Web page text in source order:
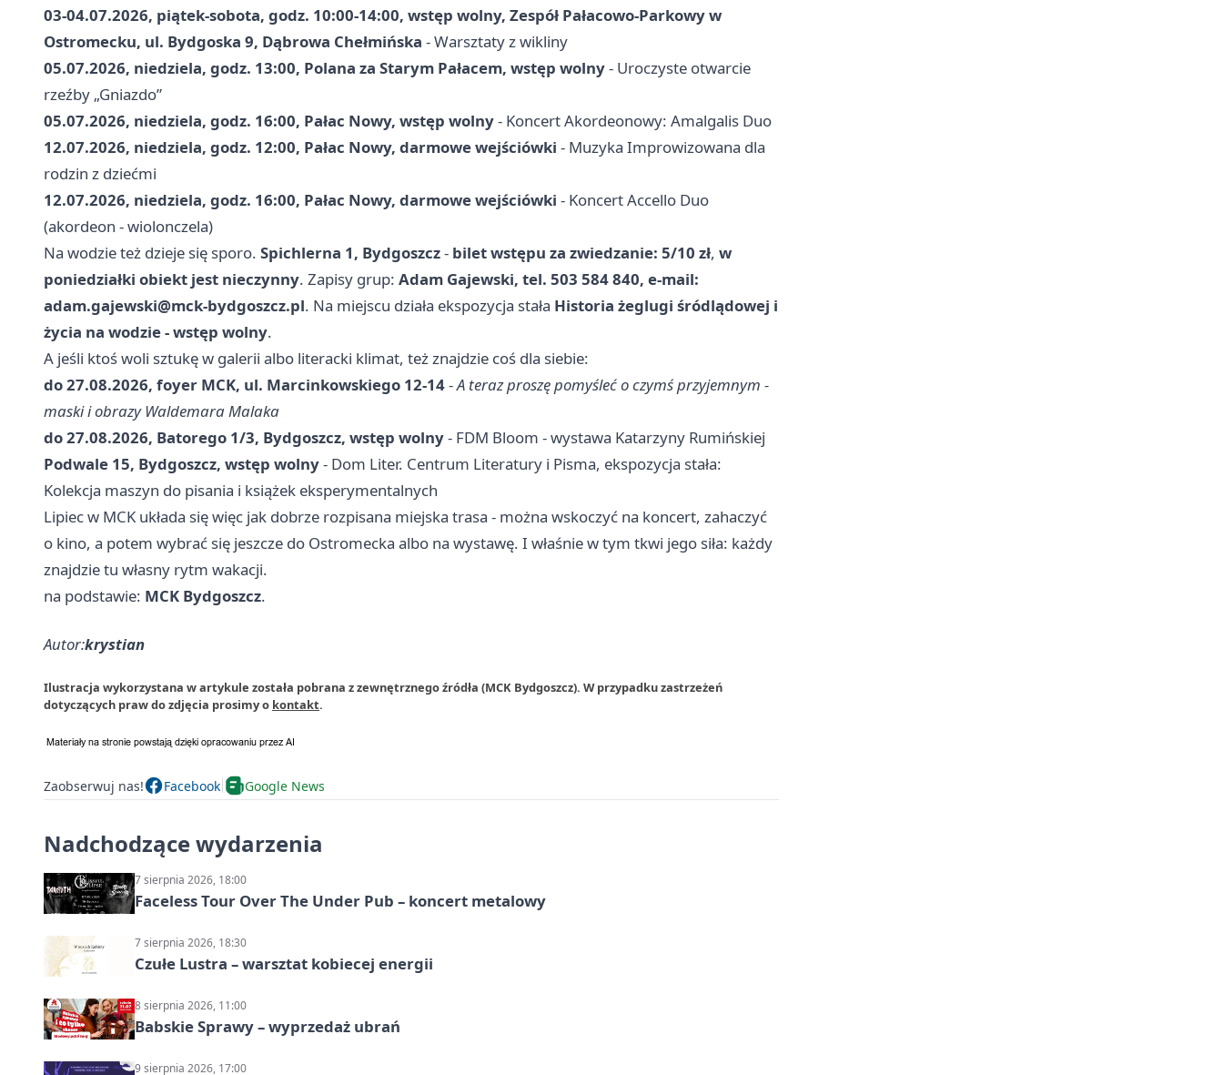
03-04.07.2026, piątek-sobota, godz. 10:00-14:00, wstęp wolny, Zespół Pałacowo-Parkowy w
Ostromecku, ul. Bydgoska 9, Dąbrowa Chełmińska - Warsztaty z wikliny
05.07.2026, niedziela, godz. 13:00, Polana za Starym Pałacem, wstęp wolny- Uroczyste otwarcie
rzeźby „Gniazdo”
05.07.2026, niedziela, godz. 16:00, Pałac Nowy, wstęp wolny- Koncert Akordeonowy: Amalgalis Duo
12.07.2026, niedziela, godz. 12:00, Pałac Nowy, darmowe wejściówki - Muzyka Improwizowana dla
rodzin z dziećmi
12.07.2026, niedziela, godz. 16:00, Pałac Nowy, darmowe wejściówki - Koncert Accello Duo
(akordeon - wiolonczela)
Na wodzie też dzieje się sporo. Spichlerna 1, Bydgoszcz- bilet wstępu za zwiedzanie: 5/10 zł, w
poniedziałki obiekt jest nieczynny. Zapisy grup: Adam Gajewski, tel. 503 584 840, e-mail:
adam.gajewski@mck-bydgoszcz.pl. Na miejscu działa ekspozycja stała Historia żeglugi śródlądowej i
życia na wodzie - wstęp wolny.
A jeśli ktoś woli sztukę w galerii albo literacki klimat, też znajdzie coś dla siebie:
do 27.08.2026, foyer MCK, ul. Marcinkowskiego 12-14-A teraz proszę pomyśleć o czymś przyjemnym -
maski i obrazy Waldemara Malaka
do 27.08.2026, Batorego 1/3, Bydgoszcz, wstęp wolny- FDM Bloom - wystawa Katarzyny Rumińskiej
Podwale 15, Bydgoszcz, wstęp wolny- Dom Liter. Centrum Literatury i Pisma, ekspozycja stała:
Kolekcja maszyn do pisania i książek eksperymentalnych
Lipiec w MCK układa się więc jak dobrze rozpisana miejska trasa - można wskoczyć na koncert, zahaczyć
o kino, a potem wybrać się jeszcze do Ostromecka albo na wystawę. I właśnie w tym tkwi jego siła: każdy
znajdzie tu własny rytm wakacji.
na podstawie: MCK Bydgoszcz.
Autor:krystian
Ilustracja wykorzystana w artykule została pobrana z zewnętrznego źródła (MCK Bydgoszcz). W przypadku zastrzeżeń
dotyczących praw do zdjęcia prosimy o kontakt.
Zaobserwuj nas! Facebook Google News
Nadchodzące wydarzenia
7 sierpnia 2026, 18:00
Faceless Tour Over The Under Pub – koncert metalowy
7 sierpnia 2026, 18:30
Czułe Lustra – warsztat kobiecej energii
8 sierpnia 2026, 11:00
Babskie Sprawy – wyprzedaż ubrań
9 sierpnia 2026, 17:00